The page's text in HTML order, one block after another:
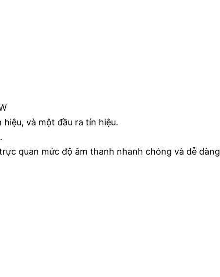
và một đầu ra tín hiệu.
quan mức độ âm thanh nhanh chóng và dễ dàng